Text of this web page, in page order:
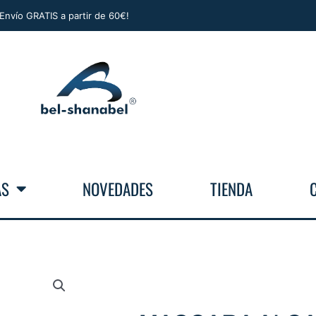
GRATIS a partir de 60€!
NOVEDADES TIENDA